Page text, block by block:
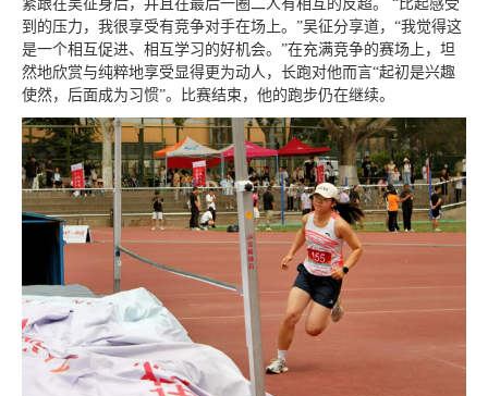
紧跟在吴征身后，并且在最后一圈二人有相互的反超。 “比起感受
到的压力，我很享受有竞争对手在场上。”吴征分享道，“我觉得这
是一个相互促进、相互学习的好机会。”在充满竞争的赛场上，坦
然地欣赏与纯粹地享受显得更为动人，长跑对他而言“起初是兴趣
使然，后面成为习惯”。比赛结束，他的跑步仍在继续。